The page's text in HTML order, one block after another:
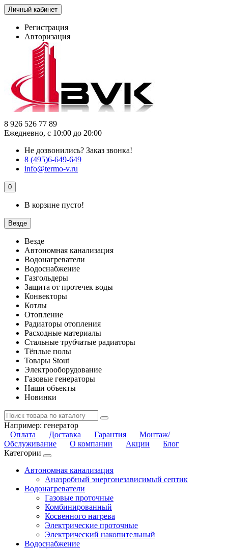
Личный кабинет
Регистрация
Авторизация
8 926 526 77 89
Ежедневно, с 10:00 до 20:00
Не дозвонились? Заказ звонка!
8 (495)6-649-649
info@termo-v.ru
0
В корзине пусто!
Везде
Везде
Автономная канализация
Водонагреватели
Водоснабжение
Газгольдеры
Защита от протечек воды
Конвекторы
Котлы
Отопление
Радиаторы отопления
Расходные материалы
Стальные трубчатые радиаторы
Тёплые полы
Товары Stout
Электрооборудование
Газовые генераторы
Наши объекты
Новинки
Например: генератор
Оплата
Доставка Гарантия
Монтаж/
Обслуживание
О компании Акции
Блог
Категории
Автономная канализация
Анаэробный энергонезависимый септик
Водонагреватели
Газовые проточные
Комбинированный
Косвенного нагрева
Электрические проточные
Электрический накопительный
Водоснабжение